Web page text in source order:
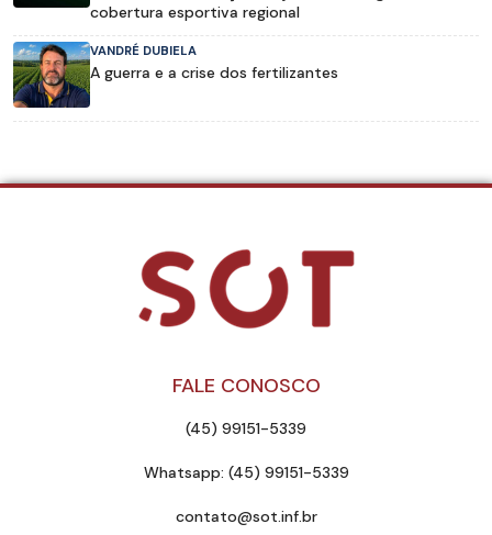
cobertura esportiva regional
VANDRÉ DUBIELA
A guerra e a crise dos fertilizantes
FALE CONOSCO
(45) 99151-5339
Whatsapp: (45) 99151-5339
contato@sot.inf.br